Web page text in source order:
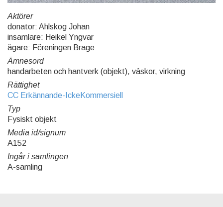
Aktörer
donator: Ahlskog Johan
insamlare: Heikel Yngvar
ägare: Föreningen Brage
Ämnesord
handarbeten och hantverk (objekt), väskor, virkning
Rättighet
CC Erkännande-IckeKommersiell
Typ
Fysiskt objekt
Media id/signum
A152
Ingår i samlingen
A-samling